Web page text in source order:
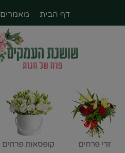
דף הבית מאמרים
זרי פרחים קופסאות פרחים